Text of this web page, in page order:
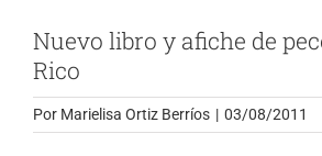
Nuevo libro y afiche de
Rico
Por Marielisa Ortiz Berríos | 03/08/2011